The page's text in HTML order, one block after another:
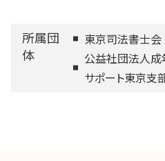
所属団
体
東京司法書士会
公益社団法人成
サポート東京支